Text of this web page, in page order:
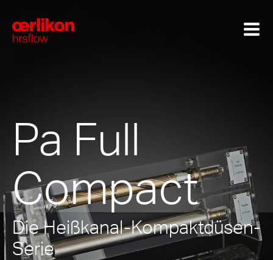
Pa Full
Compact
Die Heißkanal-Kompaktdüsen-
Serie